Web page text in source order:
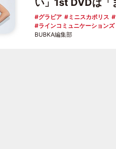
い」1st DVDは「
グラビア ミニスカポリス
ラインコミュニケーションズ
BUBKA編集部